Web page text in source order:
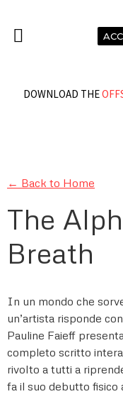
DOWNLOAD THE
← Back to Home
The
Breath
In un mondo che
un’artista risponde
Pauline Faieff
completo scritto
rivolto a tutti a
fa il suo debutto fisico